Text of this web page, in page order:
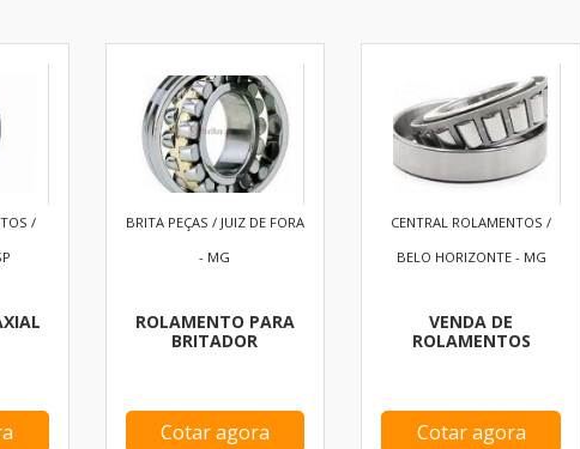
/
BRITA PEÇAS / JUIZ DE FORA
- MG
ROLAMENTO PARA
BRITADOR
Cotar agora
CENTRAL ROLAMENTOS /
BELO HORIZONTE - MG
VENDA DE
ROLAMENTOS
Cotar agora